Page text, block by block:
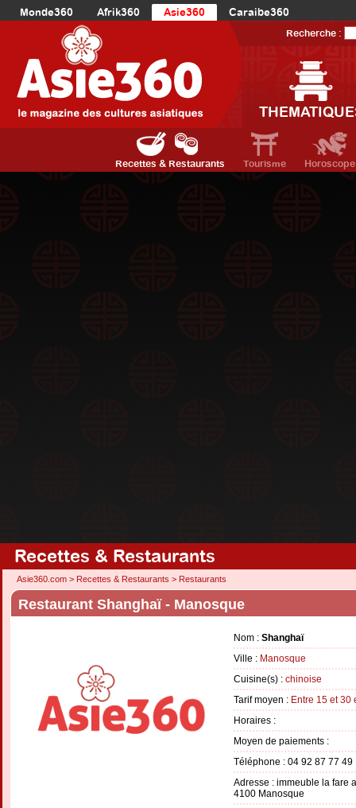
Monde360 Afrik360 Asie360
Caraibe360
Europe360
AmériqueDuNord360
Océanie360
Recherche :
Recettes & Restaurants Tourisme Horoscope
Recettes & Restaurants
Asie360.com > Recettes & Restaurants > Restaurants
Restaurant Shanghaï - Manosque
Nom : Shanghaï
Ville : Manosque
Cuisine(s) : chinoise
Tarif moyen : Entre 15 et 30
Horaires :
Moyen de paiements :
Téléphone : 04 92 87 77 49
Adresse : immeuble la fare
4100 Manosque